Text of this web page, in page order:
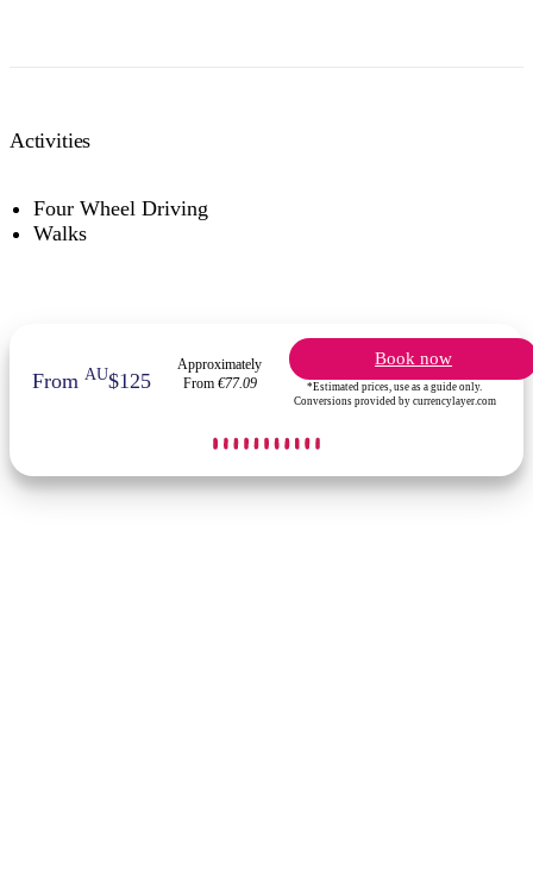
Activities
Four Wheel Driving
Walks
From AU$125
Approximately
From €77.09
Book now
*Estimated prices, use as a guide only.
Conversions provided by currencylayer.com